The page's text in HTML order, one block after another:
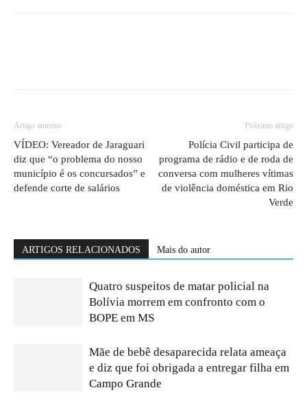
Artigo anterior
VÍDEO: Vereador de Jaraguari
diz que “o problema do nosso
município é os concursados” e
defende corte de salários
Próximo artigo
Polícia Civil participa de
programa de rádio e de roda de
conversa com mulheres vítimas
de violência doméstica em Rio
Verde
ARTIGOS RELACIONADOS Mais do autor
Quatro suspeitos de matar policial na
Bolívia morrem em confronto com o
BOPE em MS
Mãe de bebê desaparecida relata ameaça
e diz que foi obrigada a entregar filha em
Campo Grande